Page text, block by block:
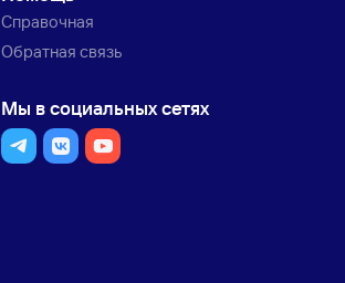
Справочная
Обратная связь
Мы в социальных сетях